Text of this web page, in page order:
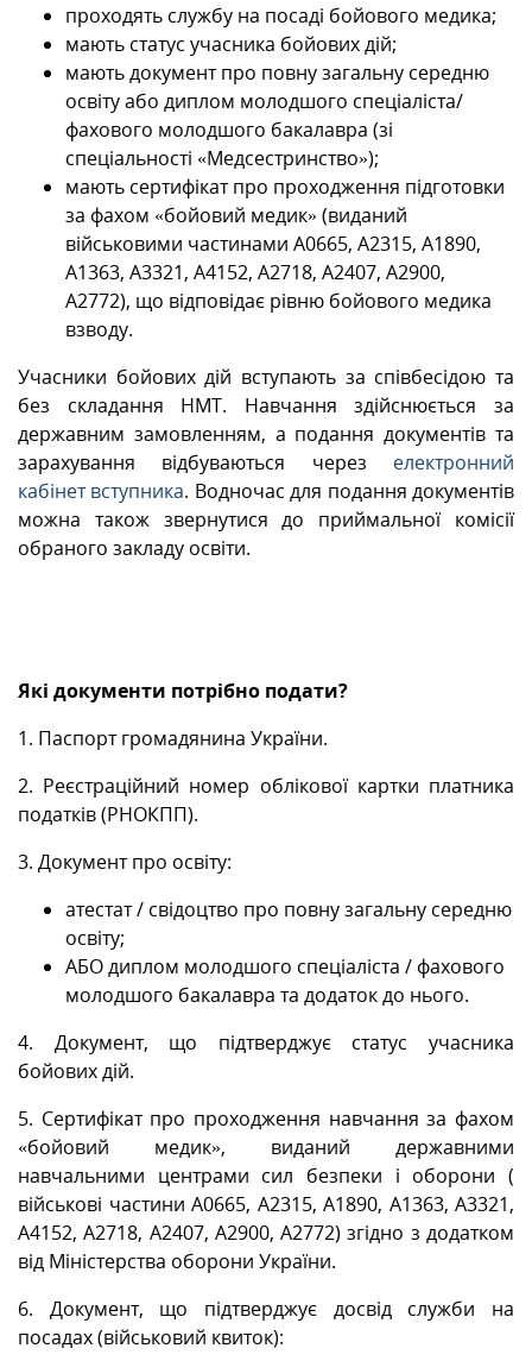
проходять службу на посаді бойового медика;
мають статус учасника бойових дій;
мають документ про повну загальну середню
освіту або диплом молодшого спеціаліста/
фахового молодшого бакалавра (зі
спеціальності «Медсестринство»);
мають сертифікат про проходження підготовки
за фахом «бойовий медик» (виданий
військовими частинами А0665, А2315, А1890,
А1363, А3321, А4152, А2718, А2407, А2900,
А2772), що відповідає рівню бойового медика
взводу.
Учасники бойових дій вступають за співбесідою та
без складання НМТ. Навчання здійснюється за
державним замовленням, а подання документів та
зарахування відбуваються через електронний
кабінет вступника. Водночас для подання документів
можна також звернутися до приймальної комісії
обраного закладу освіти.
Які документи потрібно подати?
1. Паспорт громадянина України.
2. Реєстраційний номер облікової картки платника
податків (РНОКПП).
3. Документ про освіту:
атестат / свідоцтво про повну загальну середню
освіту;
АБО диплом молодшого спеціаліста / фахового
молодшого бакалавра та додаток до нього.
4. Документ, що підтверджує статус учасника
бойових дій.
5. Сертифікат про проходження навчання за фахом
«бойовий медик», виданий державними
навчальними центрами сил безпеки і оборони (
військові частини А0665, А2315, А1890, А1363, А3321,
А4152, А2718, А2407, А2900, А2772) згідно з додатком
від Міністерства оборони України.
6. Документ, що підтверджує досвід служби на
посадах (військовий квиток):